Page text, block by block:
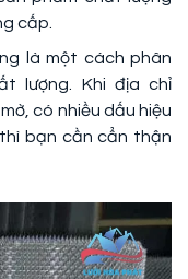
cấp.
là một cách phân
lượng. Khi địa chỉ
có nhiều dấu hiệu
bạn cần cẩn thận